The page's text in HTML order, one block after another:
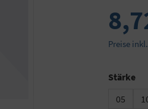
Preise
Stärke
05